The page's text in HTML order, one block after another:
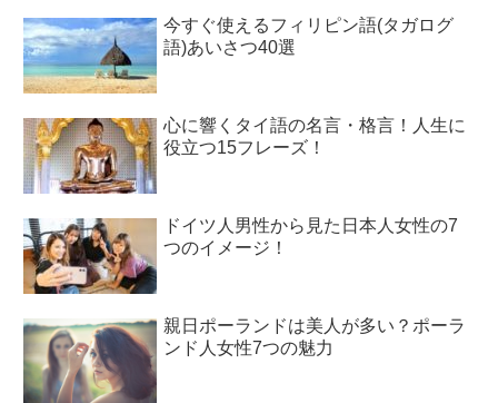
今すぐ使えるフィリピン語(タガログ
語)あいさつ40選
心に響くタイ語の名言・格言！人生に
役立つ15フレーズ！
ドイツ人男性から見た日本人女性の7
つのイメージ！
親日ポーランドは美人が多い？ポーラ
ンド人女性7つの魅力